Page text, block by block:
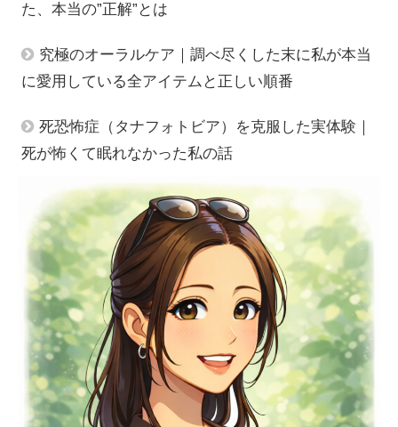
た、本当の”正解”とは
究極のオーラルケア｜調べ尽くした末に私が本当
に愛用している全アイテムと正しい順番
死恐怖症（タナフォトビア）を克服した実体験｜
死が怖くて眠れなかった私の話